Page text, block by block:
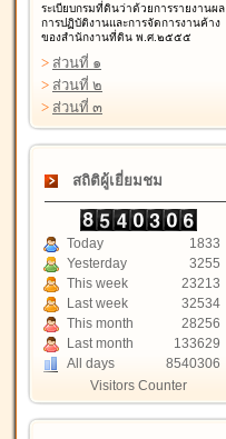
ระเบียบกรมที่ดินว่าด้วยการรายงานผล
การปฏิบัติงานและการจัดการงานค้าง
ของสำนักงานที่ดิน พ.ศ.๒๕๕๕
> ส่วนที่ ๑
> ส่วนที่ ๒
> ส่วนที่ ๓
สถิติผู้เยี่ยมชม
Today
1833
Yesterday
3255
This week
23213
Last week
32534
This month
28256
Last month
133629
All days
8540306
Visitors Counter